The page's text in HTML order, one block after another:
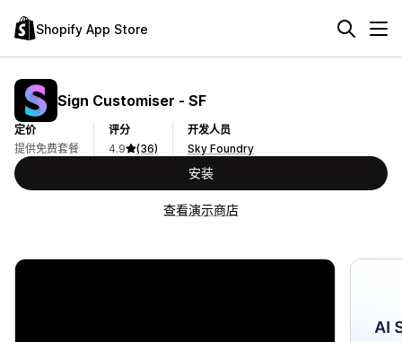
Shopify App Store
Sign Customiser ‑ SF
定价
提供免费套餐
评分
4.9
(36)
开发人员
Sky Foundry
安装
查看演示商店